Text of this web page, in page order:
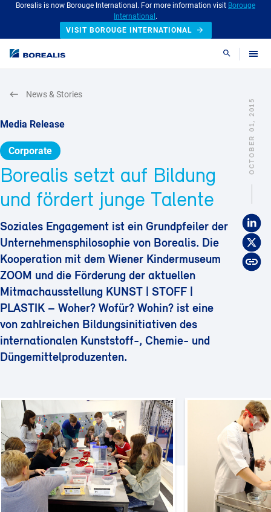
Borealis is now Borouge International. For more information visit Borouge
International .
VISIT BOROUGE INTERNATIONAL
Search
OCTOBER 01, 2015
Media Release
Corporate
Borealis setzt auf Bildung
und fördert junge Talente
Soziales Engagement ist ein Grundpfeiler der
Unternehmensphilosophie von Borealis. Die
Kooperation mit dem Wiener Kindermuseum
ZOOM und die Förderung der aktuellen
Mitmachausstellung KUNST | STOFF |
PLASTIK – Woher? Wofür? Wohin? ist eine
von zahlreichen Bildungsinitiativen des
internationalen Kunststoff-, Chemie- und
Düngemittelproduzenten.
News & Stories